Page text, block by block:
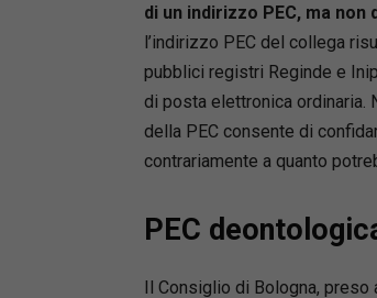
di un indirizzo PEC, ma
l’indirizzo PEC del collega
pubblici registri Reginde e
di posta elettronica ordinaria.
della PEC consente di
contrariamente a quanto
PEC
Il Consiglio di Bologna,